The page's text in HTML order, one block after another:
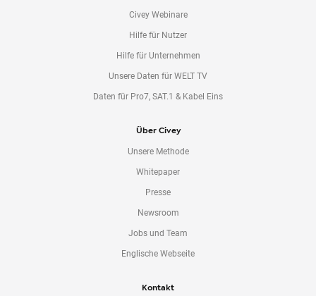
Civey Webinare
Hilfe für Nutzer
Hilfe für Unternehmen
Unsere Daten für WELT TV
Daten für Pro7, SAT.1 & Kabel Eins
Über Civey
Unsere Methode
Whitepaper
Presse
Newsroom
Jobs und Team
Englische Webseite
Kontakt